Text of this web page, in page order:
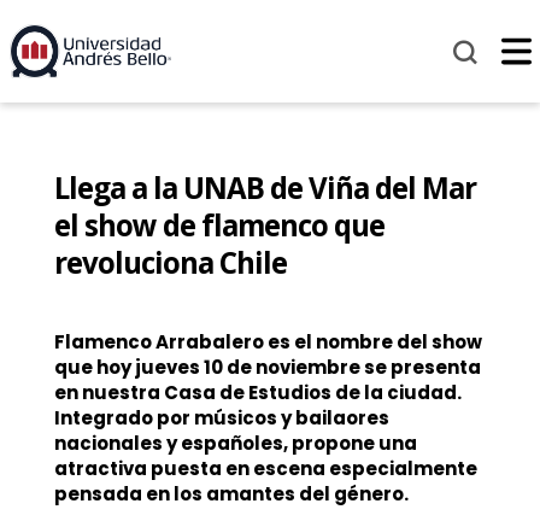
Llega a la UNAB de Viña del Mar
el show de flamenco que
revoluciona Chile
Flamenco Arrabalero es el nombre del show
que hoy jueves 10 de noviembre se presenta
en nuestra Casa de Estudios de la ciudad.
Integrado por músicos y bailaores
nacionales y españoles, propone una
atractiva puesta en escena especialmente
pensada en los amantes del género.